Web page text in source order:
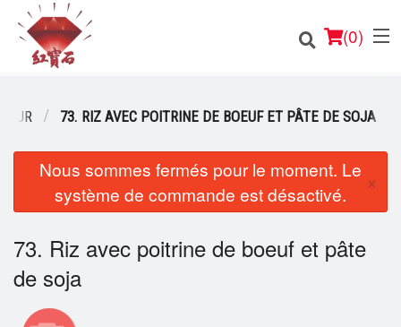
(0)
Commander en ligne
Emplacement
Français
Connection
73. RIZ AVEC POITRINE DE BOEUF ET PÂTE DE SOJA
Nous sommes fermés pour le moment. Le
système de commande est désactivé.
×
73. Riz avec poitrine de boeuf et pâte
de soja